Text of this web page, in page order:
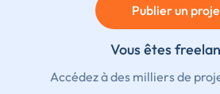
Publier un
Vous êtes
Accédez à des milliers de